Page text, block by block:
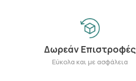
Δωρεάν Επιστροφές
Εύκολα και με ασφάλεια